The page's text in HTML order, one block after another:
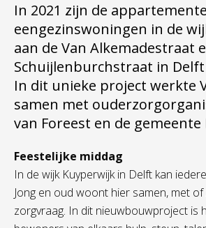
In 2021 zijn de
eengezinswoningen in de
aan de Van Alkemadestraat
Schuijlenburchstraat in
In dit unieke project werkte
samen met
van Foreest en de gemeente
Feestelijke middag
In de wijk Kuyperwijk in Delft kan
Jong en oud woont hier samen, met
zorgvraag. In dit nieuwbouwproject is